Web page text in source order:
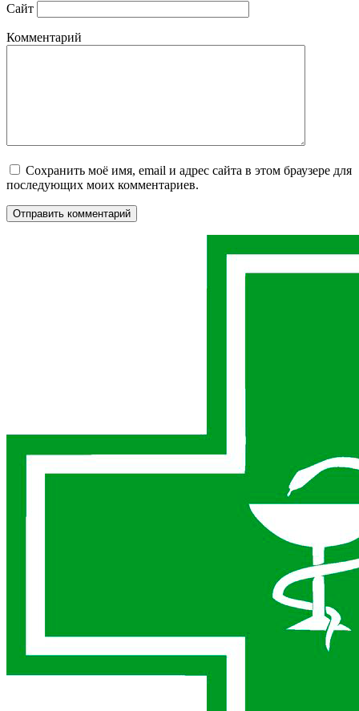
Сайт
Комментарий
Сохранить моё имя, email и адрес сайта в этом браузере для
последующих моих комментариев.